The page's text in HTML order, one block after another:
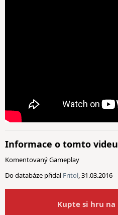
Informace o tomto videu
Komentovaný Gameplay
Do databáze přidal Fritol, 31.03.2016
Kupte si hru na